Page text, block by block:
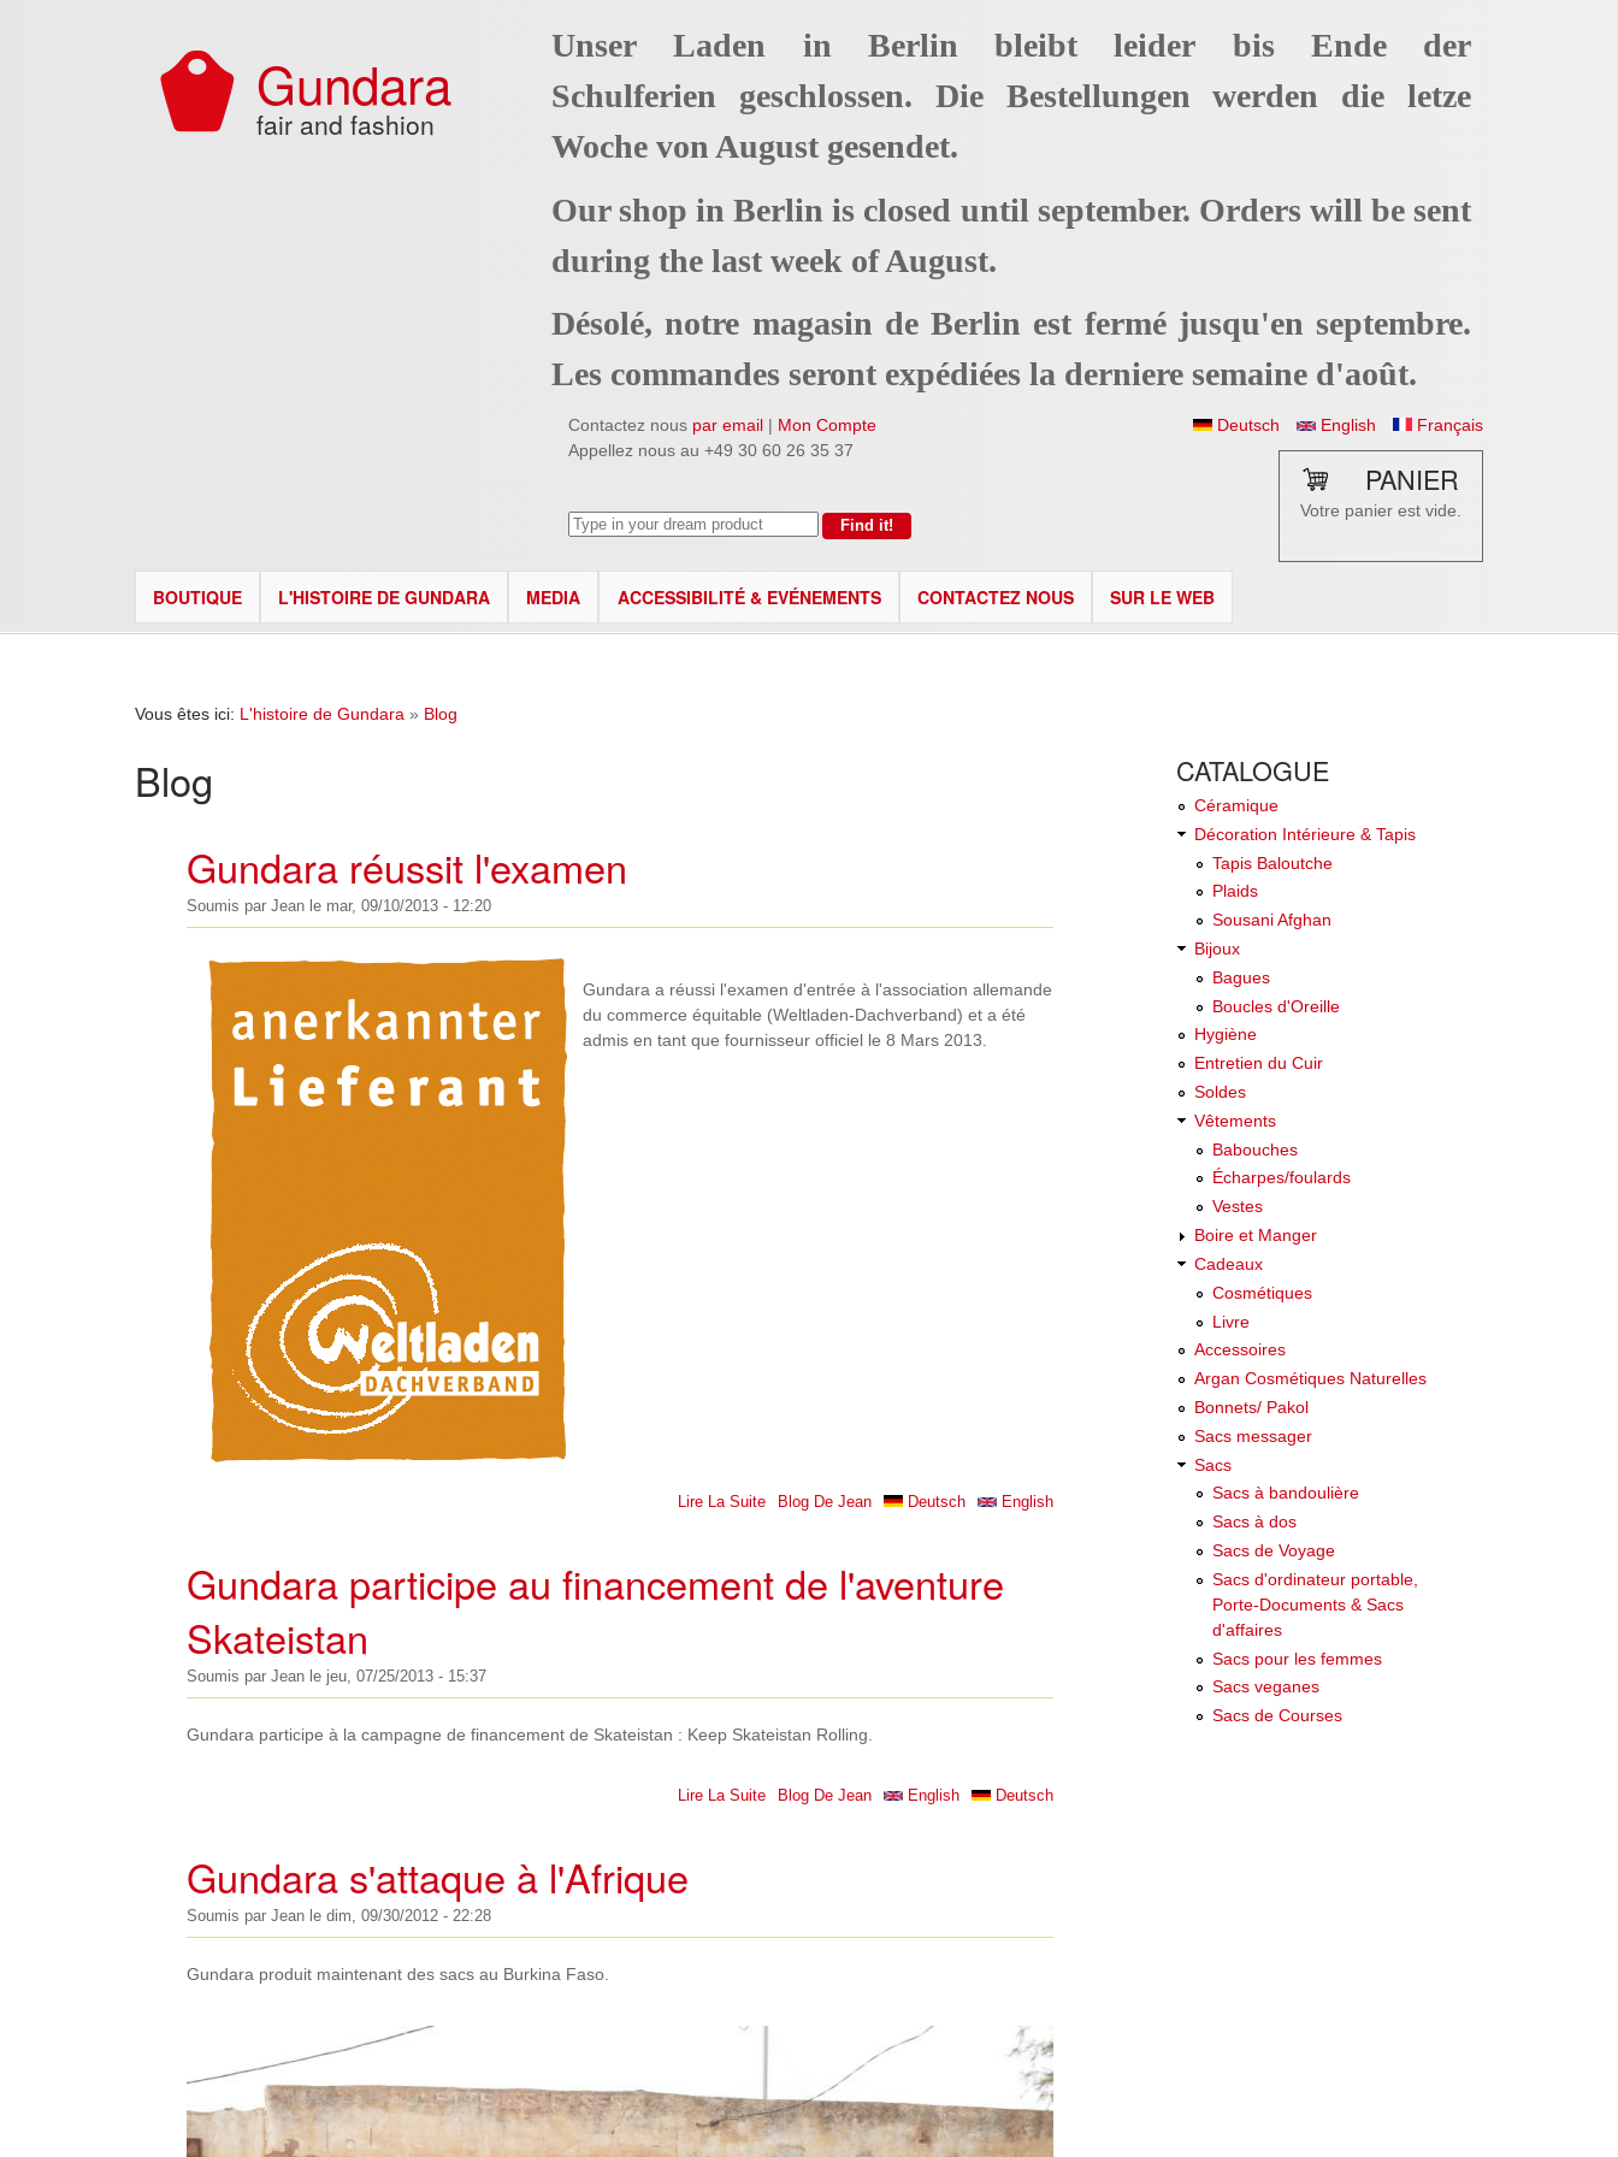
Gundara
fair and fashion
Unser Laden in Berlin bleibt leider bis Ende der
Schulferien geschlossen. Die Bestellungen werden die letze
Woche von August gesendet.
Our shop in Berlin is closed until september. Orders will be sent
during the last week of August.
Désolé, notre magasin de Berlin est fermé jusqu'en septembre.
Les commandes seront expédiées la derniere semaine d'août.
Contactez nous par email | Mon Compte
Appellez nous au +49 30 60 26 35 37
PANIER
Votre panier est vide.
Deutsch English Français
BOUTIQUE L'HISTOIRE DE GUNDARA MEDIA ACCESSIBILITÉ & EVÉNEMENTS CONTACTEZ NOUS SUR LE WEB
Vous êtes ici: L'histoire de Gundara » Blog
Blog
Gundara réussit l'examen
Soumis parJean le mar, 09/10/2013 - 12:20
Gundara a réussi l'examen d'entrée à l'association allemande
du commerce équitable (Weltladen-Dachverband) et a été
admis en tant que fournisseur officiel le 8 Mars 2013.
Lire La Suite De Gundara Réussit L'examen
Blog De Jean Deutsch English
Gundara participe au financement de l'aventure
Skateistan
Soumis parJean le jeu, 07/25/2013 - 15:37
Gundara participe à la campagne de financement de Skateistan : Keep Skateistan Rolling.
Lire La Suite
De Gundara Participe Au Financement De
Blog De Jean English Deutsch
Gundara s'attaque à l'Afrique
Soumis parJean ledim, 09/30/2012 - 22:28
Gundara produit maintenant des sacs au Burkina Faso.
CATALOGUE
Céramique
Décoration Intérieure & Tapis
Tapis Baloutche
Plaids
Sousani Afghan
Bijoux
Bagues
Boucles d'Oreille
Hygiène
Entretien du Cuir
Soldes
Vêtements
Babouches
Écharpes/foulards
Vestes
Boire et Manger
Cadeaux
Cosmétiques
Livre
Accessoires
Argan Cosmétiques Naturelles
Bonnets/ Pakol
Sacs messager
Sacs
Sacs à bandoulière
Sacs à dos
Sacs de Voyage
Sacs d'ordinateur portable,
Porte-Documents & Sacs
d'affaires
Sacs pour les femmes
Sacs veganes
Sacs de Courses